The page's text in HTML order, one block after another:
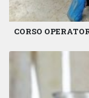
CORSO